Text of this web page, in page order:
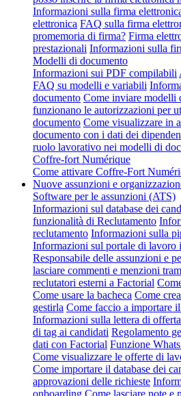
Informazioni sulla firma
elettronica FAQ sulla firma
promemoria di firma? Firma
prestazionali Informazioni sulla
Modelli di documento
Informazioni sui PDF compilabili
FAQ su modelli e variabili
documento Come inviare modelli
funzionano le autorizzazioni per
documento Come visualizzare in
documento con i dati dei
ruolo lavorativo nei modelli di
Coffre-fort Numérique
Come attivare Coffre-Fort
Nuove assunzioni e
Software per le assunzioni (ATS)
Informazioni sul database dei
funzionalità di Reclutamento
reclutamento Informazioni sulla
Informazioni sul portale di lavoro
Responsabile delle assunzioni e
lasciare commenti e menzioni
reclutatori esterni a Factorial
Come usare la bacheca Come
gestirla Come faccio a importare
Informazioni sulla lettera di offerta
di tag ai candidati Regolamento
dati con Factorial Funzione
Come visualizzare le offerte di
Come importare il database dei
approvazioni delle richieste
onboarding Come lasciare note e